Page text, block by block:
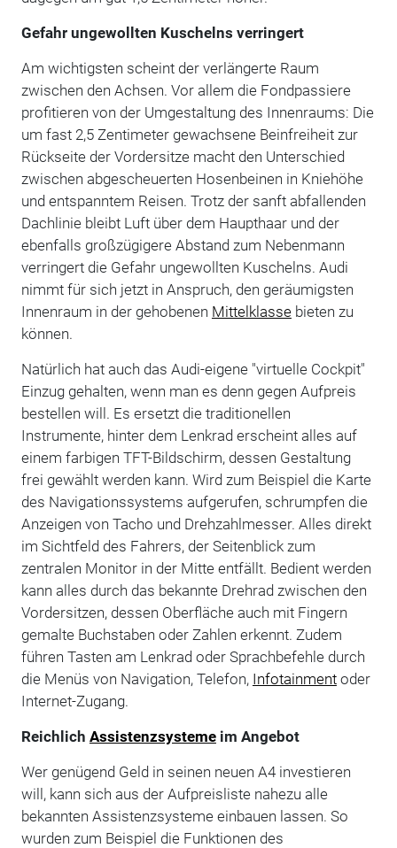
Gefahr ungewollten Kuschelns verringert
Am wichtigsten scheint der verlängerte Raum
zwischen den Achsen. Vor allem die Fondpassiere
profitieren von der Umgestaltung des Innenraums: Die
um fast 2,5 Zentimeter gewachsene Beinfreiheit zur
Rückseite der Vordersitze macht den Unterschied
zwischen abgescheuerten Hosenbeinen in Kniehöhe
und entspanntem Reisen. Trotz der sanft abfallenden
Dachlinie bleibt Luft über dem Haupthaar und der
ebenfalls großzügigere Abstand zum Nebenmann
verringert die Gefahr ungewollten Kuschelns. Audi
nimmt für sich jetzt in Anspruch, den geräumigsten
Innenraum in der gehobenen Mittelklassebieten zu
können.
Natürlich hat auch das Audi-eigene "virtuelle Cockpit"
Einzug gehalten, wenn man es denn gegen Aufpreis
bestellen will. Es ersetzt die traditionellen
Instrumente, hinter dem Lenkrad erscheint alles auf
einem farbigen TFT-Bildschirm, dessen Gestaltung
frei gewählt werden kann. Wird zum Beispiel die Karte
des Navigationssystems aufgerufen, schrumpfen die
Anzeigen von Tacho und Drehzahlmesser. Alles direkt
im Sichtfeld des Fahrers, der Seitenblick zum
zentralen Monitor in der Mitte entfällt. Bedient werden
kann alles durch das bekannte Drehrad zwischen den
Vordersitzen, dessen Oberfläche auch mit Fingern
gemalte Buchstaben oder Zahlen erkennt. Zudem
führen Tasten am Lenkrad oder Sprachbefehle durch
die Menüs von Navigation, Telefon, Infotainmentoder
Internet-Zugang.
Reichlich Assistenzsystemeim Angebot
Wer genügend Geld in seinen neuen A4 investieren
will, kann sich aus der Aufpreisliste nahezu alle
bekannten Assistenzsysteme einbauen lassen. So
wurden zum Beispiel die Funktionen des